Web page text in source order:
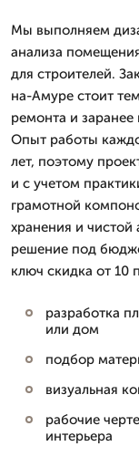
Мы выполняем
анализа
для строителей.
на-Амуре стоит
ремонта и заранее
Опыт работы
лет, поэтому
и с учетом
грамотной
хранения и
решение под
ключ скидка от 10
разработка
или дом
подбор
визуальная
рабочие
интерьера